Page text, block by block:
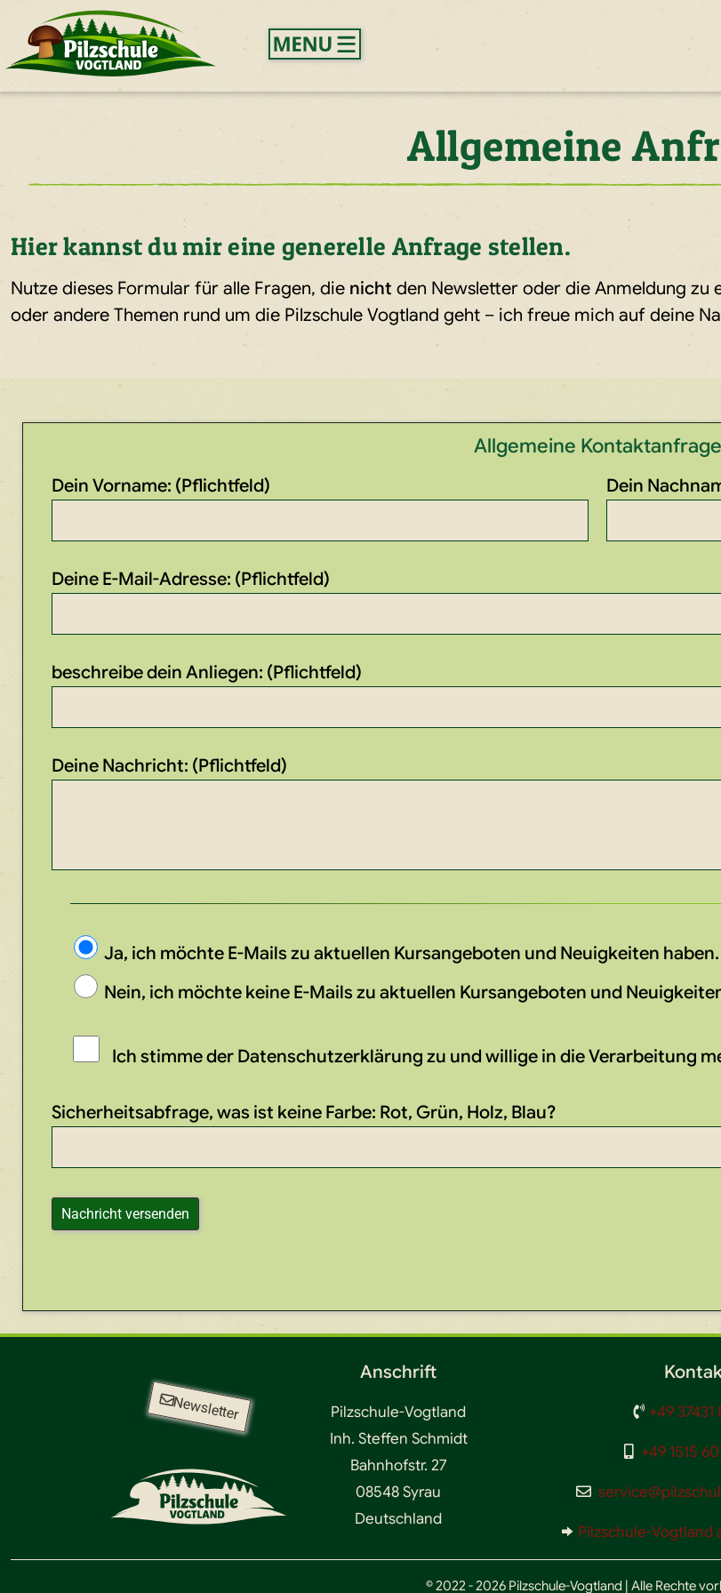
Allgemeine
Hier kannst du mir eine generelle Anfrage stellen.
Nutze dieses Formular für alle Fragen, die nicht den Newsletter oder die Anmeldung zu
oder andere Themen rund um die Pilzschule Vogtland geht – ich freue mich auf deine
Allgemeine Kontaktanfrage
Dein Vorname: (Pflichtfeld) Dein
Deine E-Mail-Adresse: (Pflichtfeld)
beschreibe dein Anliegen: (Pflichtfeld)
Deine Nachricht: (Pflichtfeld)
Ja, ich möchte E-Mails zu aktuellen Kursangeboten und Neuigkeiten haben.
Nein, ich möchte keine E-Mails zu aktuellen Kursangeboten und
Ich stimme der Datenschutzerklärung zu und willige in die Verarbeitung
Sicherheitsabfrage, was ist keine Farbe: Rot, Grün, Holz, Blau?
Newsletter
Anschrift
Pilzschule-Vogtland
Inh. Steffen Schmidt
Bahnhofstr. 27
08548 Syrau
Deutschland
+49 37431
+49 1515
Pilzschule-Vogtland
© 2022 - 2026 Pilzschule-Vogtland | Alle Rechte